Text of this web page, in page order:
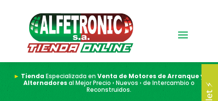
► TiendaEspecializada enVenta de Motores de Arranque y
Alternadoresal Mejor Precio › Nuevos › de Intercambio o
Reconstruidos.